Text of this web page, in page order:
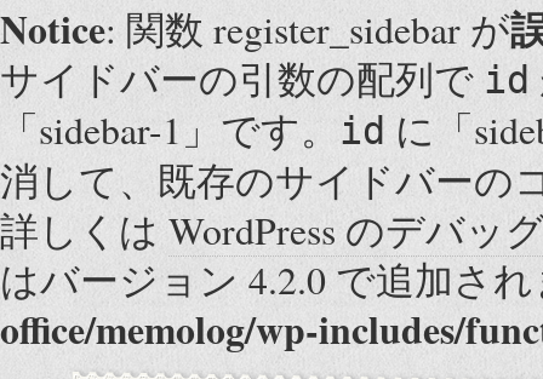
Notice: 関数 register_sidebar が
サイドバーの引数の配列で id
「sidebar-1」です。
id に「
消して、既存のサイドバーの
詳しくは WordPress のデバッ
はバージョン 4.2.0 で追加さ
office/memolog/wp-includes/